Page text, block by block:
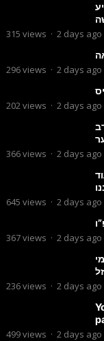
315 views · 2 days ago
296views · 2 days ago
202views · 2 days ago
366views · 2 days ago
645 views · 2 days ago
367views · 2 days ago
236views · 2 days ago
499views · 2 days ago